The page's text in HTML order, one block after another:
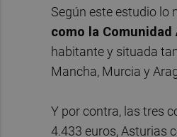
Según este estudio lo
como la
habitante y situada
Mancha, Murcia y
Y por contra, las tres
4.433 euros, Asturias